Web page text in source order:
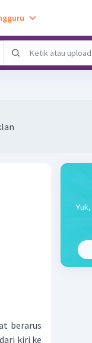
berarus
kiri ke